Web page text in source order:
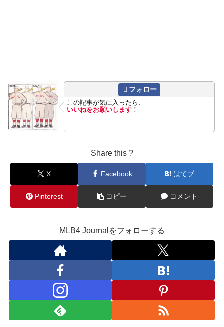
フォロー
この記事が気に入ったら、
いいねをお願いします ！
Share this ?
X Facebook はてブ
Pinterest コピー コメント
MLB4 Journalをフォローする